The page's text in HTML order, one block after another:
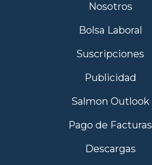
Nosotros
Bolsa Laboral
Suscripciones
Publicidad
Salmon Outlook
Pago de Facturas
Descargas